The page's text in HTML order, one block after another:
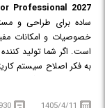
Professional 2027
خصوصیات و امکانات
است. اگر شما تولید
به فکر اصلاح سیستم